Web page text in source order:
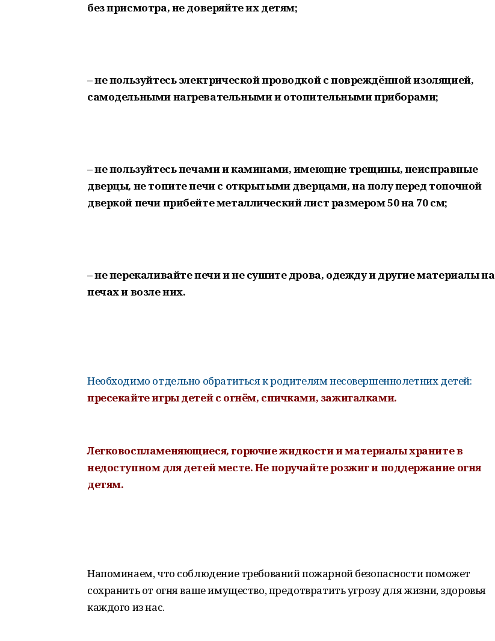
без присмотра, не доверяйте их детям;
– не пользуйтесь электрической проводкой с повреждённой изоляцией,
самодельными нагревательными и отопительными приборами;
– не пользуйтесь печами и каминами, имеющие трещины, неисправные
дверцы, не топите печи с открытыми дверцами, на полу перед топочной
дверкой печи прибейте металлический лист размером 50 на 70 см;
– не перекаливайте печи и не сушите дрова, одежду и другие материалы на
печах и возле них.
Необходимо отдельно обратиться к родителям несовершеннолетних детей:
пресекайте игры детей с огнём, спичками, зажигалками.
Легковоспламеняющиеся, горючие жидкости и материалы храните в
недоступном для детей месте. Не поручайте розжиг и поддержание огня
детям.
Напоминаем, что соблюдение требований пожарной безопасности поможет
сохранить от огня ваше имущество, предотвратить угрозу для жизни, здоровья
каждого из нас.